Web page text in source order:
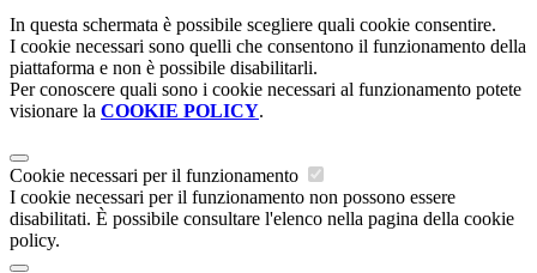
In questa schermata è possibile scegliere quali cookie consentire.
I cookie necessari sono quelli che consentono il funzionamento della
piattaforma e non è possibile disabilitarli.
Per conoscere quali sono i cookie necessari al funzionamento potete
visionare la COOKIE POLICY.
Cookie necessari per il funzionamento
I cookie necessari per il funzionamento non possono essere
disabilitati. È possibile consultare l'elenco nella pagina della cookie
policy.